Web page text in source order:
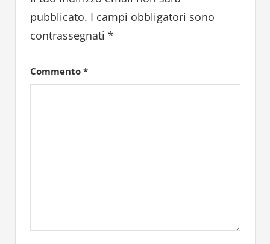
pubblicato. I campi obbligatori sono
contrassegnati *
Commento *